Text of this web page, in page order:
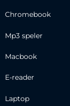
Chromebook
Mp3 speler
Macbook
E-reader
Laptop